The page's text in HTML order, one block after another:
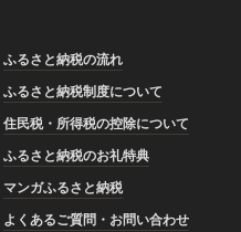
ふるさと納税の流れ
ふるさと納税制度について
住民税・所得税の控除について
ふるさと納税のお礼特典
マンガふるさと納税
よくあるご質問・お問い合わせ